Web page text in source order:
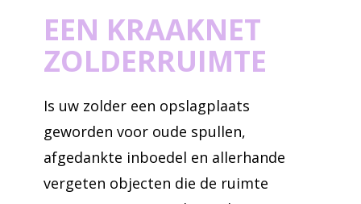
EEN KRAAKNET
ZOLDERRUIMTE
Is uw zolder een opslagplaats
geworden voor oude spullen,
afgedankte inboedel en allerhande
vergeten objecten die de ruimte